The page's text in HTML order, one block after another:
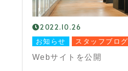
2022.10.26
お知らせ スタッフブログ
Webサイトを公開